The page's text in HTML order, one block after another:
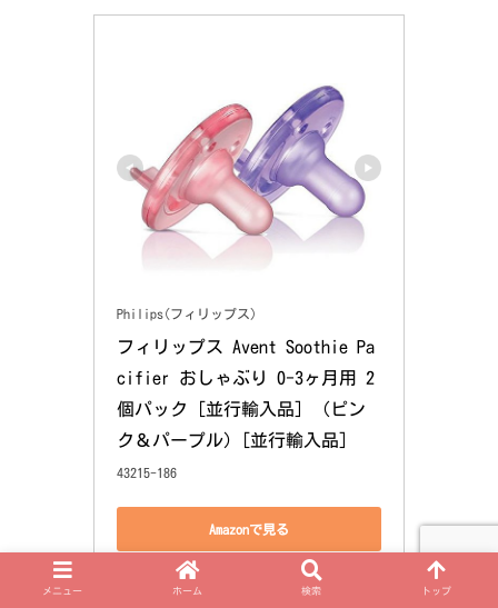
Philips(フィリップス)
フィリップス Avent Soothie Pa
cifier おしゃぶり 0-3ヶ月用 2
個パック［並行輸入品］ (ピン
ク＆パープル) [並行輸入品]
43215-186
Amazonで見る
メニュー ホーム 検索 トップ